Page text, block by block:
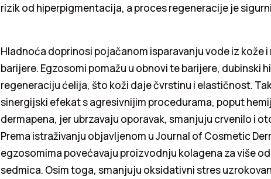
rizik od hiperpigmentacija, a proces regeneracije je
Hladnoća doprinosi pojačanom isparavanju vode iz kože
barijere. Egzosomi pomažu u obnovi te barijere, dubinski
regeneraciju ćelija, što koži daje čvrstinu i elastičnost.
sinergijski efekat s agresivnijim procedurama, poput
dermapena, jer ubrzavaju oporavak, smanjuju crvenilo i
Prema istraživanju objavljenom u Journal of Cosmetic
egzosomima povećavaju proizvodnju kolagena za više
sedmica. Osim toga, smanjuju oksidativni stres